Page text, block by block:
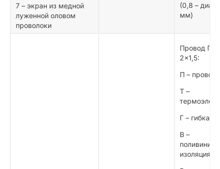
7 – экран из медной
луженной оловом
проволоки
(0,8 –
мм)
Провод
2×1,5:
П – провод
Т –
Г – гибкая
В –
изоляция